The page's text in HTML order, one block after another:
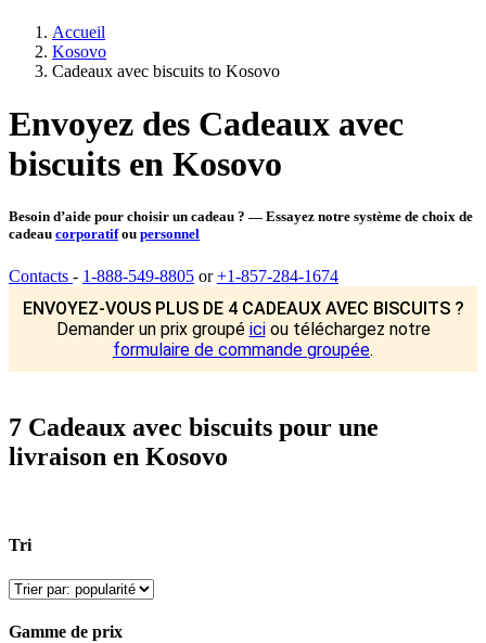
Accueil
Kosovo
Cadeaux avec biscuits to Kosovo
Envoyez des Cadeaux avec
biscuits en Kosovo
Besoin d’aide pour choisir un cadeau ? — Essayez notre système de choix de
cadeau corporatifou personnel
Contacts - 1-888-549-8805 or+1-857-284-1674
ENVOYEZ-VOUS PLUS DE 4 CADEAUX AVEC BISCUITS ?
Demander un prix groupé iciou téléchargez notre
formulaire de commande groupée.
7 Cadeaux avec biscuits pour une
livraison en Kosovo
Tri
Gamme de prix